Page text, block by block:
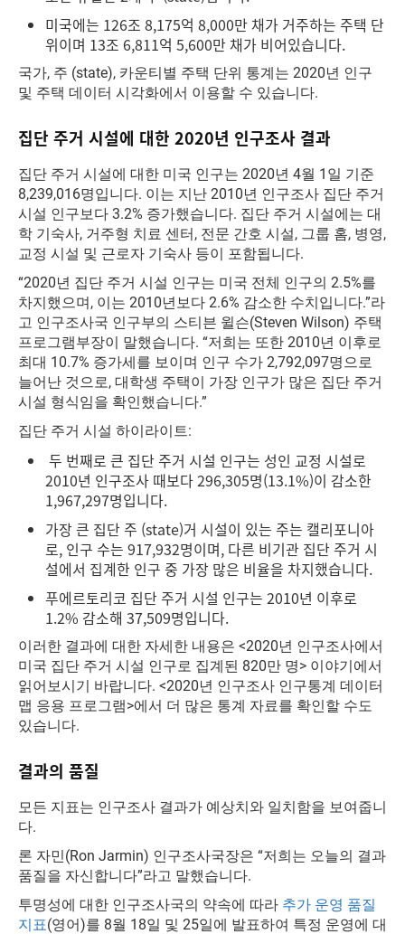
미국에는 126조 8,175억 8,000만 채가 거주하는 주택 단
위이며 13조 6,811억 5,600만 채가 비어있습니다.
국가, 주 (state), 카운티별 주택 단위 통계는 2020년 인구
및 주택 데이터 시각화에서 이용할 수 있습니다.
집단 주거 시설에 대한 2020년 인구조사 결과
집단 주거 시설에 대한 미국 인구는 2020년 4월 1일 기준
8,239,016명입니다. 이는 지난 2010년 인구조사 집단 주거
시설 인구보다 3.2% 증가했습니다. 집단 주거 시설에는 대
학 기숙사, 거주형 치료 센터, 전문 간호 시설, 그룹 홈, 병영,
교정 시설 및 근로자 기숙사 등이 포함됩니다.
“2020년 집단 주거 시설 인구는 미국 전체 인구의 2.5%를
차지했으며, 이는 2010년보다 2.6% 감소한 수치입니다.”라
고 인구조사국 인구부의 스티븐 윌슨(Steven Wilson) 주택
프로그램부장이 말했습니다. “저희는 또한 2010년 이후로
최대 10.7% 증가세를 보이며 인구 수가 2,792,097명으로
늘어난 것으로, 대학생 주택이 가장 인구가 많은 집단 주거
시설 형식임을 확인했습니다.”
집단 주거 시설 하이라이트:
두 번째로 큰 집단 주거 시설 인구는 성인 교정 시설로
2010년 인구조사 때보다 296,305명(13.1%)이 감소한
1,967,297명입니다.
가장 큰 집단 주 (state)거 시설이 있는 주는 캘리포니아
로, 인구 수는 917,932명이며, 다른 비기관 집단 주거 시
설에서 집계한 인구 중 가장 많은 비율을 차지했습니다.
푸에르토리코 집단 주거 시설 인구는 2010년 이후로
1.2% 감소해 37,509명입니다.
이러한 결과에 대한 자세한 내용은 <2020년 인구조사에서
미국 집단 주거 시설 인구로 집계된 820만 명> 이야기에서
읽어보시기 바랍니다. <2020년 인구조사 인구통계 데이터
맵 응용 프로그램>에서 더 많은 통계 자료를 확인할 수도
있습니다.
결과의 품질
모든 지표는 인구조사 결과가 예상치와 일치함을 보여줍니
다.
론 자민(Ron Jarmin) 인구조사국장은 “저희는 오늘의 결과
품질을 자신합니다”라고 말했습니다.
투명성에 대한 인구조사국의 약속에 따라 추가 운영 품질
지표(영어)를 8월 18일 및 25일에 발표하여 특정 운영에 대